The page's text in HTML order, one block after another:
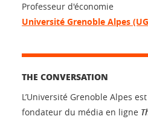
Professeur d'économie
Université Grenoble Alpes
THE CONVERSATION
L’Université Grenoble Alpes
fondateur du média en ligne